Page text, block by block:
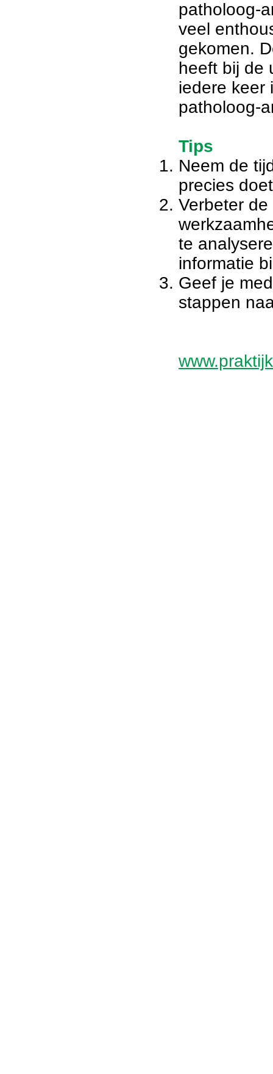
patholoog-
veel
gekomen.
heeft bij de
iedere keer
patholoog-
Tips
Neem de
precies
Verbeter
te
informatie
Geef je
stappen